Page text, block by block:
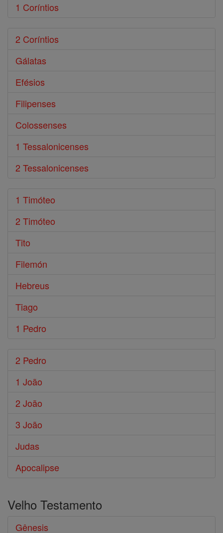
1 Coríntios
2 Coríntios
Gálatas
Efésios
Filipenses
Colossenses
1 Tessalonicenses
2 Tessalonicenses
1 Timóteo
2 Timóteo
Tito
Filemón
Hebreus
Tiago
1 Pedro
2 Pedro
1 João
2 João
3 João
Judas
Apocalipse
Velho Testamento
Gênesis